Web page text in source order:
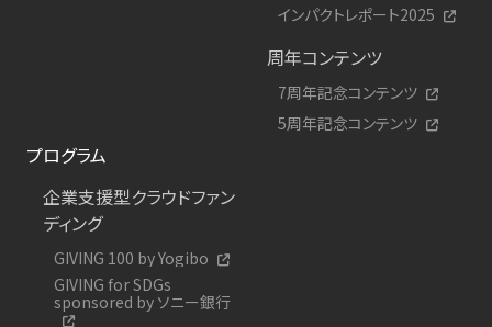
インパクトレポート2025
周年コンテンツ
7周年記念コンテンツ
5周年記念コンテンツ
プログラム
企業支援型クラウドファン
ディング
GIVING 100 by Yogibo
GIVING for SDGs
sponsored by ソニー銀行